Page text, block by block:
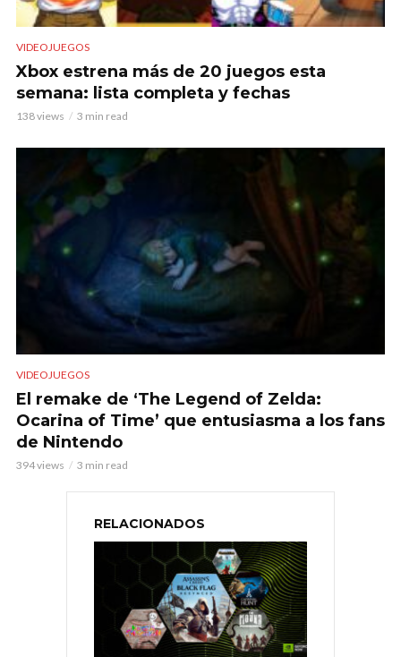
VIDEOJUEGOS
Xbox estrena más de 20 juegos esta
semana: lista completa y fechas
138 views 3 min read
VIDEOJUEGOS
El remake de ‘The Legend of Zelda:
Ocarina of Time’ que entusiasma a los fans
de Nintendo
394 views 3 min read
RELACIONADOS